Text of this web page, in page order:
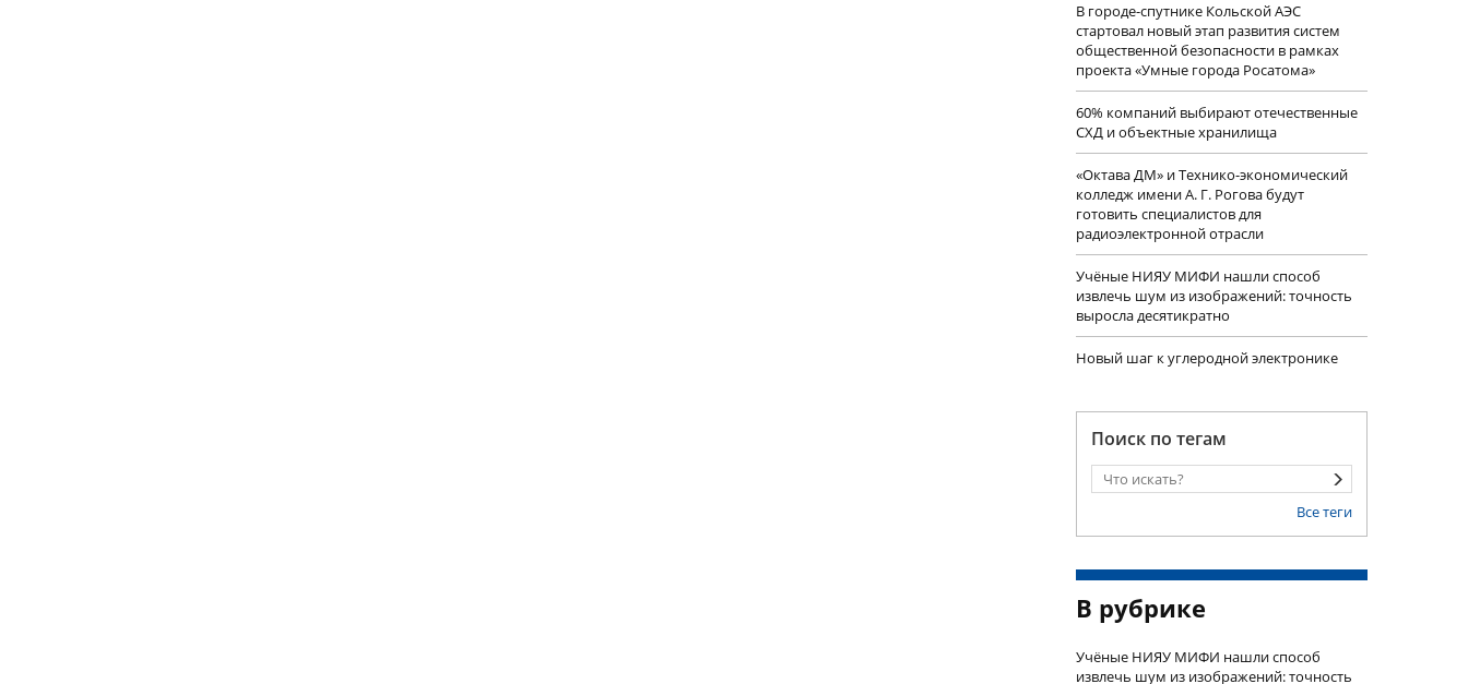
В городе-спутнике Кольской АЭС
стартовал новый этап развития систем
общественной безопасности в рамках
проекта «Умные города Росатома»
60% компаний выбирают отечественные
СХД и объектные хранилища
«Октава ДМ» и Технико-экономический
колледж имени А. Г. Рогова будут
готовить специалистов для
радиоэлектронной отрасли
Учëные НИЯУ МИФИ нашли способ
извлечь шум из изображений: точность
выросла десятикратно
Новый шаг к углеродной электронике
Поиск по тегам
Все теги
В рубрике
Учëные НИЯУ МИФИ нашли способ
извлечь шум из изображений: точность